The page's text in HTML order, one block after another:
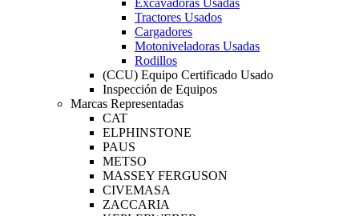
Excavadoras Usadas
Tractores Usados
Cargadores
Motoniveladoras Usadas
Rodillos
(CCU) Equipo Certificado Usado
Inspección de Equipos
Marcas Representadas
CAT
ELPHINSTONE
PAUS
METSO
MASSEY FERGUSON
CIVEMASA
ZACCARIA